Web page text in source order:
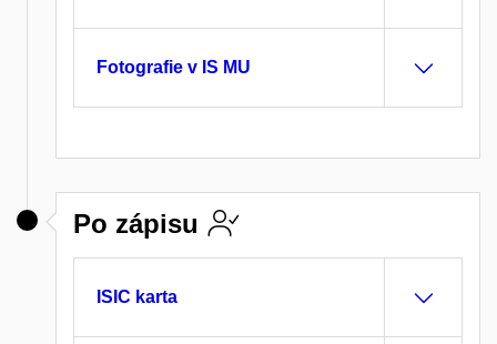
Fotografie v IS MU
Po zápisu
ISIC karta